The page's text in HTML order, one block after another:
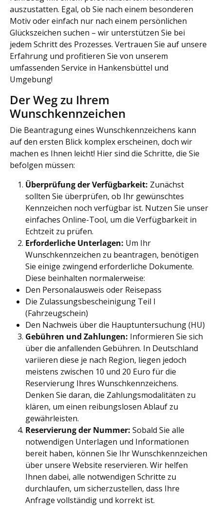
auszustatten. Egal, ob Sie nach einem besonderen
Motiv oder einfach nur nach einem persönlichen
Glückszeichen suchen – wir unterstützen Sie bei
jedem Schritt des Prozesses. Vertrauen Sie auf unsere
Erfahrung und profitieren Sie von unserem
umfassenden Service in Hankensbüttel und
Umgebung!
Der Weg zu Ihrem
Wunschkennzeichen
Die Beantragung eines Wunschkennzeichens kann
auf den ersten Blick komplex erscheinen, doch wir
machen es Ihnen leicht! Hier sind die Schritte, die Sie
befolgen müssen:
Überprüfung der Verfügbarkeit: Zunächst
sollten Sie überprüfen, ob Ihr gewünschtes
Kennzeichen noch verfügbar ist. Nutzen Sie unser
einfaches Online-Tool, um die Verfügbarkeit in
Echtzeit zu prüfen.
Erforderliche Unterlagen: Um Ihr
Wunschkennzeichen zu beantragen, benötigen
Sie einige zwingend erforderliche Dokumente.
Diese beinhalten normalerweise:
Den Personalausweis oder Reisepass
Die Zulassungsbescheinigung Teil I
(Fahrzeugschein)
Den Nachweis über die Hauptuntersuchung (HU)
Gebühren und Zahlungen: Informieren Sie sich
über die anfallenden Gebühren. In Deutschland
variieren diese je nach Region, liegen jedoch
meistens zwischen 10 und 20 Euro für die
Reservierung Ihres Wunschkennzeichens.
Denken Sie daran, die Zahlungsmodalitäten zu
klären, um einen reibungslosen Ablauf zu
gewährleisten.
Reservierung der Nummer: Sobald Sie alle
notwendigen Unterlagen und Informationen
bereit haben, können Sie Ihr Wunschkennzeichen
über unsere Website reservieren. Wir helfen
Ihnen dabei, alle notwendigen Schritte zu
durchlaufen, um sicherzustellen, dass Ihre
Anfrage vollständig und korrekt ist.